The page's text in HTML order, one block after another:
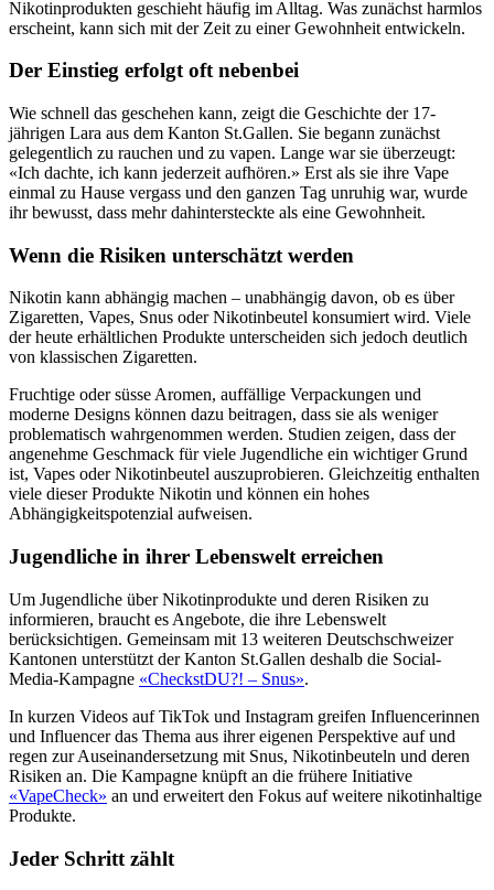
Nikotinprodukten geschieht häufig im Alltag. Was zunächst harmlos
erscheint, kann sich mit der Zeit zu einer Gewohnheit entwickeln.
Der Einstieg erfolgt oft nebenbei
Wie schnell das geschehen kann, zeigt die Geschichte der 17-
jährigen Lara aus dem Kanton St.Gallen. Sie begann zunächst
gelegentlich zu rauchen und zu vapen. Lange war sie überzeugt:
«Ich dachte, ich kann jederzeit aufhören.» Erst als sie ihre Vape
einmal zu Hause vergass und den ganzen Tag unruhig war, wurde
ihr bewusst, dass mehr dahintersteckte als eine Gewohnheit.
Wenn die Risiken unterschätzt werden
Nikotin kann abhängig machen – unabhängig davon, ob es über
Zigaretten, Vapes, Snus oder Nikotinbeutel konsumiert wird. Viele
der heute erhältlichen Produkte unterscheiden sich jedoch deutlich
von klassischen Zigaretten.
Fruchtige oder süsse Aromen, auffällige Verpackungen und
moderne Designs können dazu beitragen, dass sie als weniger
problematisch wahrgenommen werden. Studien zeigen, dass der
angenehme Geschmack für viele Jugendliche ein wichtiger Grund
ist, Vapes oder Nikotinbeutel auszuprobieren. Gleichzeitig enthalten
viele dieser Produkte Nikotin und können ein hohes
Abhängigkeitspotenzial aufweisen.
Jugendliche in ihrer Lebenswelt erreichen
Um Jugendliche über Nikotinprodukte und deren Risiken zu
informieren, braucht es Angebote, die ihre Lebenswelt
berücksichtigen. Gemeinsam mit 13 weiteren Deutschschweizer
Kantonen unterstützt der Kanton St.Gallen deshalb die Social-
Media-Kampagne «CheckstDU?! – Snus».
In kurzen Videos auf TikTok und Instagram greifen Influencerinnen
und Influencer das Thema aus ihrer eigenen Perspektive auf und
regen zur Auseinandersetzung mit Snus, Nikotinbeuteln und deren
Risiken an. Die Kampagne knüpft an die frühere Initiative
«VapeCheck» an und erweitert den Fokus auf weitere nikotinhaltige
Produkte.
Jeder Schritt zählt